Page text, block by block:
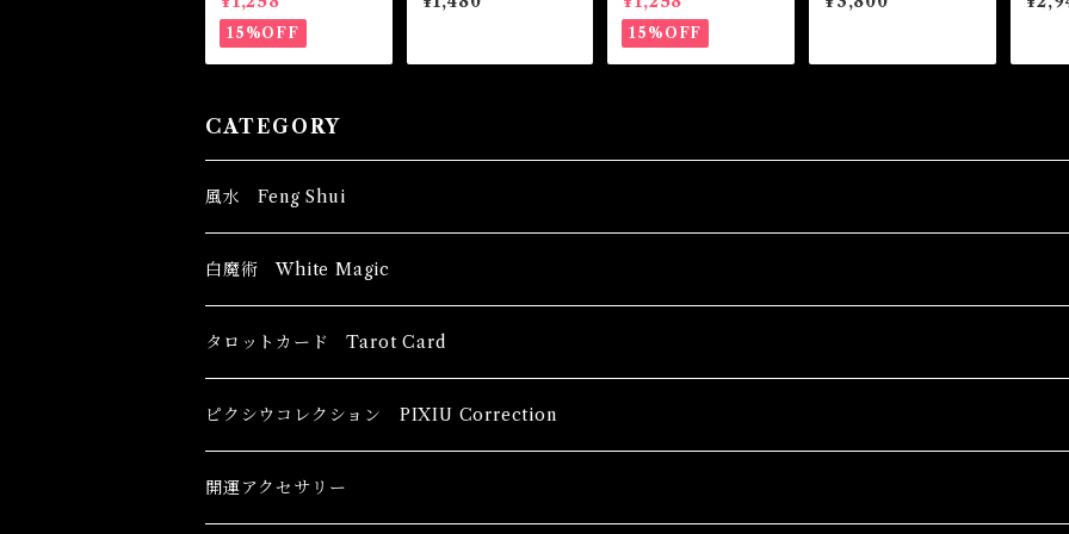
ムオイル -厄除け・
魔除け・護身-
15%OFF
い-
15%OFF
バルスラピニタロット
レー
CATEGORY
風水 Feng Shui
ブッダ Buddha
恋愛運
健康運 Health
金運 Money
白魔術 White Magic
香油 Oils
恋愛 Love
金運 Money
キャンドル Candles
恋愛 Love
線香 Stick Incense
タロットカード Tarot Card
初心者向け For The Beginners
中級者向け
ピクシウコレクション PIXIU Correction
開運アクセサリー